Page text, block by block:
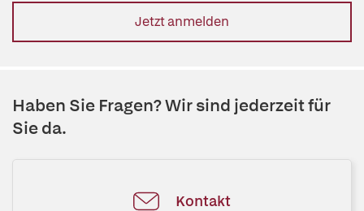
Jetzt anmelden
Haben Sie Fragen? Wir sind jederzeit für
Sie da.
Kontakt